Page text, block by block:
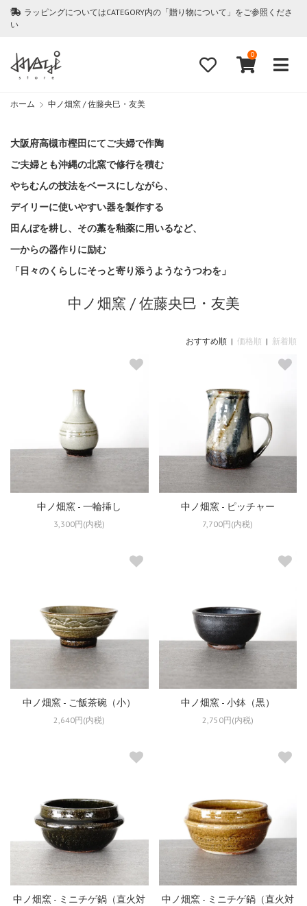
ラッピングについてはCATEGORY内の「贈り物について」をご参照くださ
い
0
ホーム 中ノ畑窯 / 佐藤央巳・友美
大阪府高槻市樫田にてご夫婦で作陶
ご夫婦とも沖縄の北窯で修行を積む
やちむんの技法をベースにしながら、
デイリーに使いやすい器を製作する
田んぼを耕し、その藁を釉薬に用いるなど、
一からの器作りに励む
「日々のくらしにそっと寄り添うようなうつわを」
中ノ畑窯 / 佐藤央巳・友美
おすすめ順 | 価格順 | 新着順
中ノ畑窯 - 一輪挿し
3,300円(内税)
中ノ畑窯 - ピッチャー
7,700円(内税)
中ノ畑窯 - ご飯茶碗（小）
2,640円(内税)
中ノ畑窯 - 小鉢（黒）
2,750円(内税)
中ノ畑窯 - ミニチゲ鍋（直火対
中ノ畑窯 - ミニチゲ鍋（直火対